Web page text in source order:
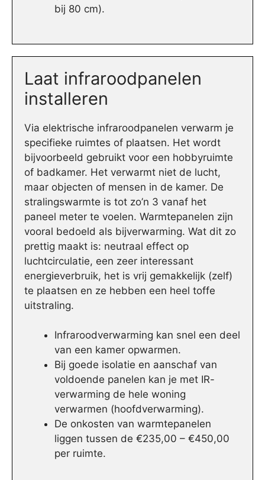
bij 80 cm).
Laat infraroodpanelen
installeren
Via elektrische infraroodpanelen verwarm je
specifieke ruimtes of plaatsen. Het wordt
bijvoorbeeld gebruikt voor een hobbyruimte
of badkamer. Het verwarmt niet de lucht,
maar objecten of mensen in de kamer. De
stralingswarmte is tot zo’n 3 vanaf het
paneel meter te voelen. Warmtepanelen zijn
vooral bedoeld als bijverwarming. Wat dit zo
prettig maakt is: neutraal effect op
luchtcirculatie, een zeer interessant
energieverbruik, het is vrij gemakkelijk (zelf)
te plaatsen en ze hebben een heel toffe
uitstraling.
Infraroodverwarming kan snel een deel
van een kamer opwarmen.
Bij goede isolatie en aanschaf van
voldoende panelen kan je met IR-
verwarming de hele woning
verwarmen (hoofdverwarming).
De onkosten van warmtepanelen
liggen tussen de €235,00 – €450,00
per ruimte.